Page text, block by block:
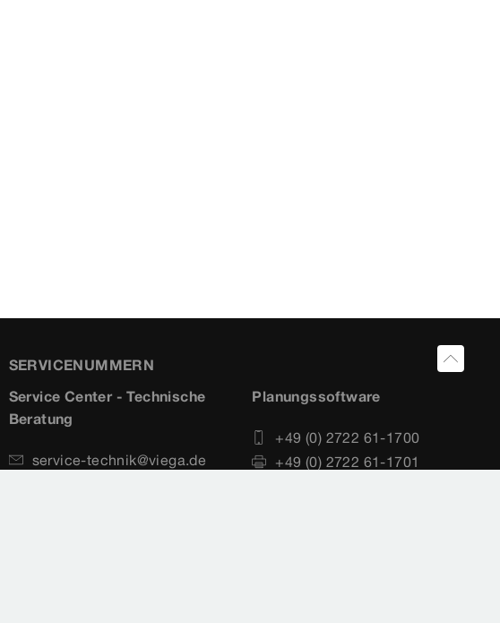
SERVICENUMMERN
Service Center - Technische
Beratung
service-technik@viega.de
Planungssoftware
+49 (0) 2722 61-1700
+49 (0) 2722 61-1701